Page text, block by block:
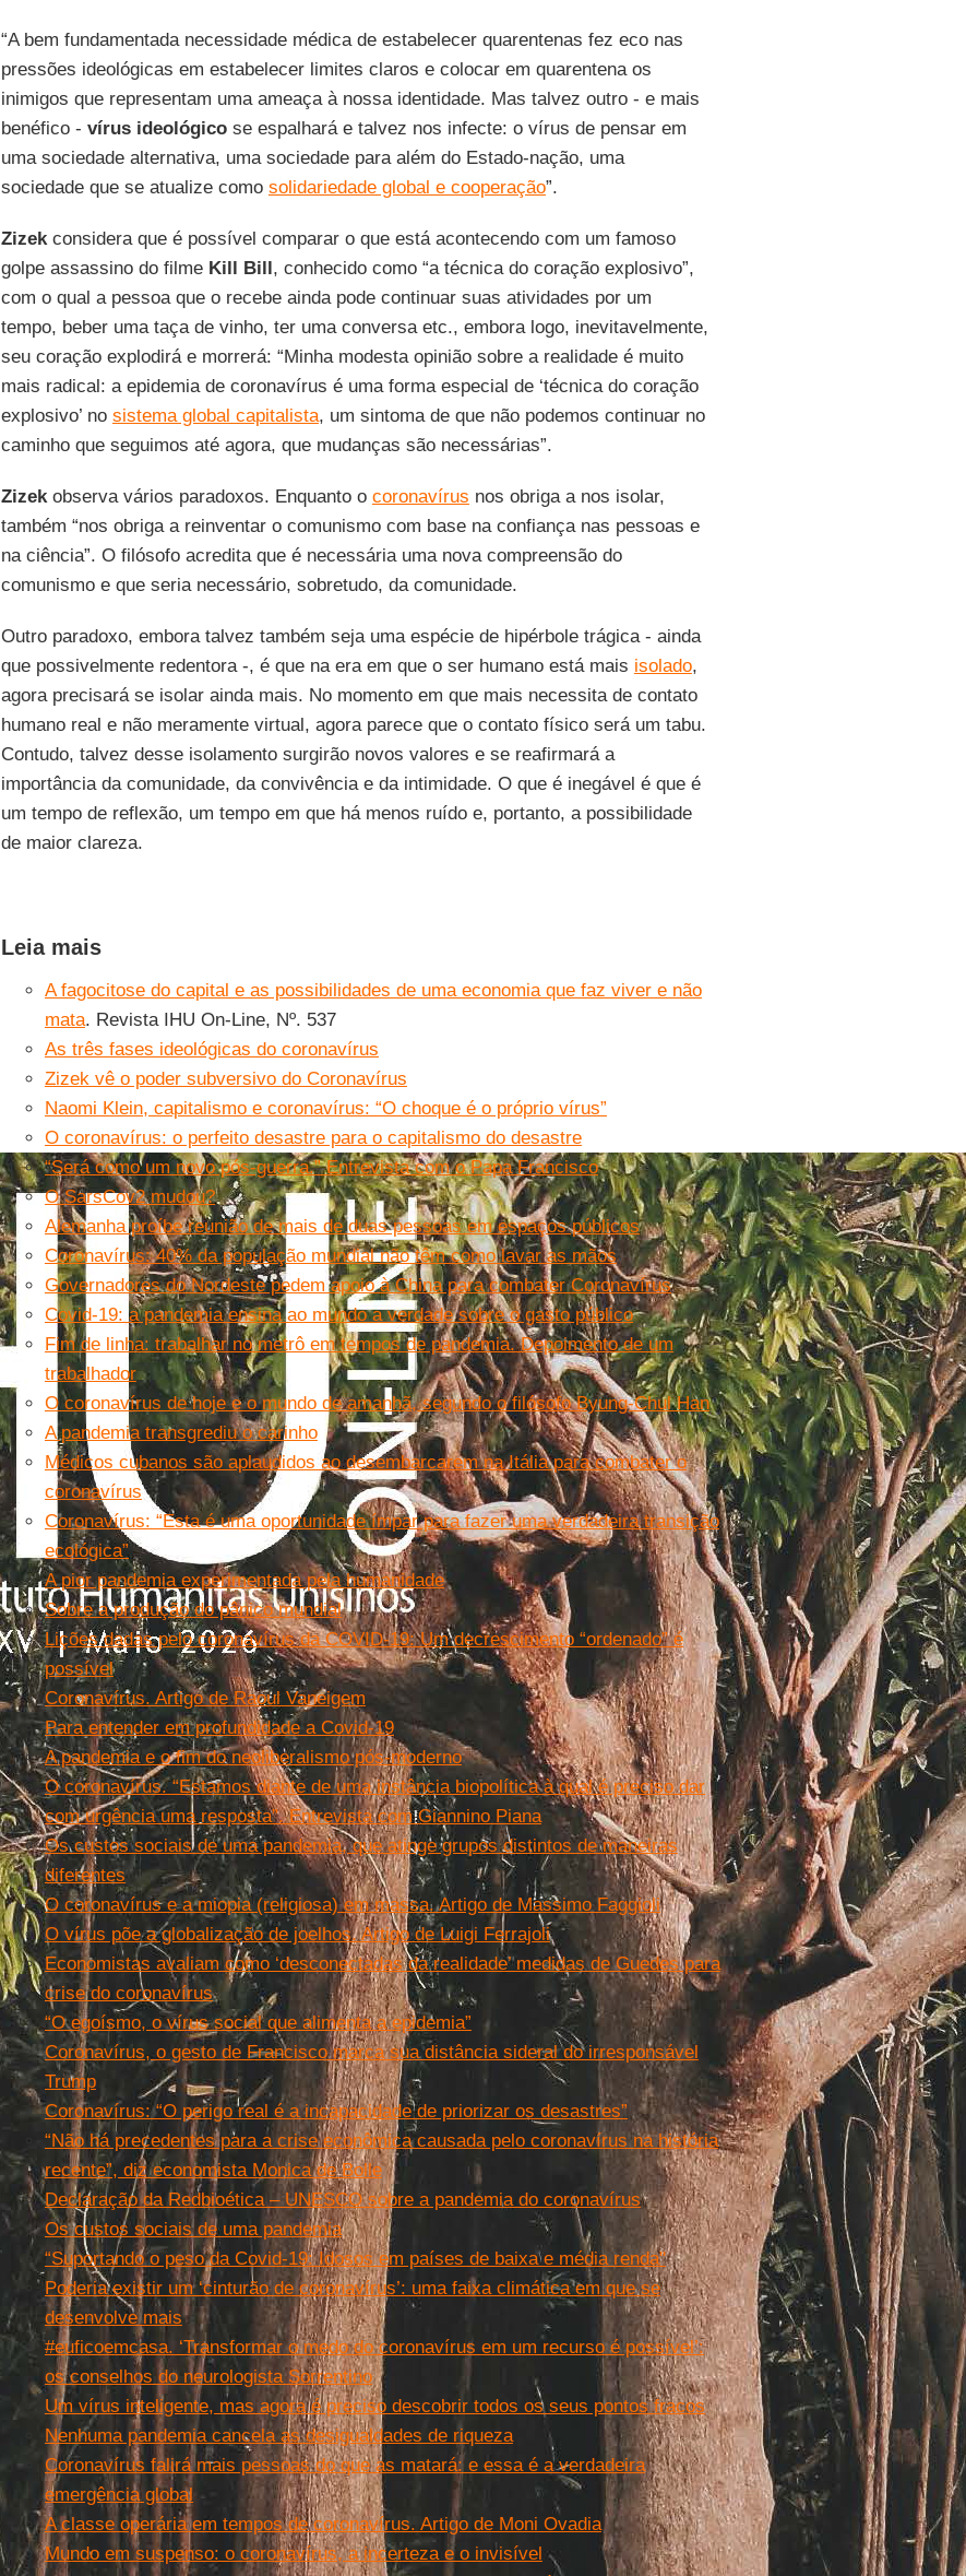
“A bem fundamentada necessidade médica de estabelecer quarentenas fez eco nas
pressões ideológicas em estabelecer limites claros e colocar em quarentena os
inimigos que representam uma ameaça à nossa identidade. Mas talvez outro - e mais
benéfico - vírus ideológicose espalhará e talvez nos infecte: o vírus de pensar em
uma sociedade alternativa, uma sociedade para além do Estado-nação, uma
sociedade que se atualize como solidariedade global e cooperação”.
Zizekconsidera que é possível comparar o que está acontecendo com um famoso
golpe assassino do filme Kill Bill, conhecido como “a técnica do coração explosivo”,
com o qual a pessoa que o recebe ainda pode continuar suas atividades por um
tempo, beber uma taça de vinho, ter uma conversa etc., embora logo, inevitavelmente,
seu coração explodirá e morrerá: “Minha modesta opinião sobre a realidade é muito
mais radical: a epidemia de coronavírus é uma forma especial de ‘técnica do coração
explosivo’ no sistema global capitalista, um sintoma de que não podemos continuar no
caminho que seguimos até agora, que mudanças são necessárias”.
Zizekobserva vários paradoxos. Enquanto o coronavírus nos obriga a nos isolar,
também “nos obriga a reinventar o comunismo com base na confiança nas pessoas e
na ciência”. O filósofo acredita que é necessária uma nova compreensão do
comunismo e que seria necessário, sobretudo, da comunidade.
Outro paradoxo, embora talvez também seja uma espécie de hipérbole trágica - ainda
que possivelmente redentora -, é que na era em que o ser humano está mais isolado,
agora precisará se isolar ainda mais. No momento em que mais necessita de contato
humano real e não meramente virtual, agora parece que o contato físico será um tabu.
Contudo, talvez desse isolamento surgirão novos valores e se reafirmará a
importância da comunidade, da convivência e da intimidade. O que é inegável é que é
um tempo de reflexão, um tempo em que há menos ruído e, portanto, a possibilidade
de maior clareza.
Leia mais
A fagocitose do capital e as possibilidades de uma economia que faz viver e não
mata. Revista IHU On-Line, Nº. 537
As três fases ideológicas do coronavírus
Zizek vê o poder subversivo do Coronavírus
Naomi Klein, capitalismo e coronavírus: “O choque é o próprio vírus”
O coronavírus: o perfeito desastre para o capitalismo do desastre
“Será como um novo pós-guerra.” Entrevista com o Papa Francisco
O SarsCov2 mudou?
Alemanha proíbe reunião de mais de duas pessoas em espaços públicos
Coronavírus: 40% da população mundial não têm como lavar as mãos
Governadores do Nordeste pedem apoio à China para combater Coronavírus
Covid-19: a pandemia ensina ao mundo a verdade sobre o gasto público
Fim de linha: trabalhar no metrô em tempos de pandemia. Depoimento de um
trabalhador
O coronavírus de hoje e o mundo de amanhã, segundo o filósofo Byung-Chul Han
A pandemia transgrediu o carinho
Médicos cubanos são aplaudidos ao desembarcarem na Itália para combater o
coronavírus
Coronavírus: “Esta é uma oportunidade ímpar para fazer uma verdadeira transição
ecológica”
A pior pandemia experimentada pela humanidade
Sobre a produção do pânico mundial
Lições dadas pelo coronavírus da COVID-19: Um decrescimento “ordenado” é
possível
Coronavírus. Artigo de Raoul Vaneigem
Para entender em profundidade a Covid-19
A pandemia e o fim do neoliberalismo pós-moderno
O coronavírus. “Estamos diante de uma instância biopolítica à qual é preciso dar
com urgência uma resposta”. Entrevista com Giannino Piana
Os custos sociais de uma pandemia, que atinge grupos distintos de maneiras
diferentes
O coronavírus e a miopia (religiosa) em massa. Artigo de Massimo Faggioli
O vírus põe a globalização de joelhos. Artigo de Luigi Ferrajoli
Economistas avaliam como ‘desconectadas da realidade’ medidas de Guedes para
crise do coronavírus
“O egoísmo, o vírus social que alimenta a epidemia”
Coronavírus, o gesto de Francisco marca sua distância sideral do irresponsável
Trump
Coronavírus: “O perigo real é a incapacidade de priorizar os desastres”
“Não há precedentes para a crise econômica causada pelo coronavírus na história
recente”, diz economista Monica de Bolle
Declaração da Redbioética – UNESCO sobre a pandemia do coronavírus
Os custos sociais de uma pandemia
“Suportando o peso da Covid-19: Idosos em países de baixa e média renda"
Poderia existir um ‘cinturão de coronavírus’: uma faixa climática em que se
desenvolve mais
#euficoemcasa. ‘Transformar o medo do coronavírus em um recurso é possível’:
os conselhos do neurologista Sorrentino
Um vírus inteligente, mas agora é preciso descobrir todos os seus pontos fracos
Nenhuma pandemia cancela as desigualdades de riqueza
Coronavírus falirá mais pessoas do que as matará: e essa é a verdadeira
emergência global
A classe operária em tempos de coronavírus. Artigo de Moni Ovadia
Mundo em suspenso: o coronavírus, a incerteza e o invisível